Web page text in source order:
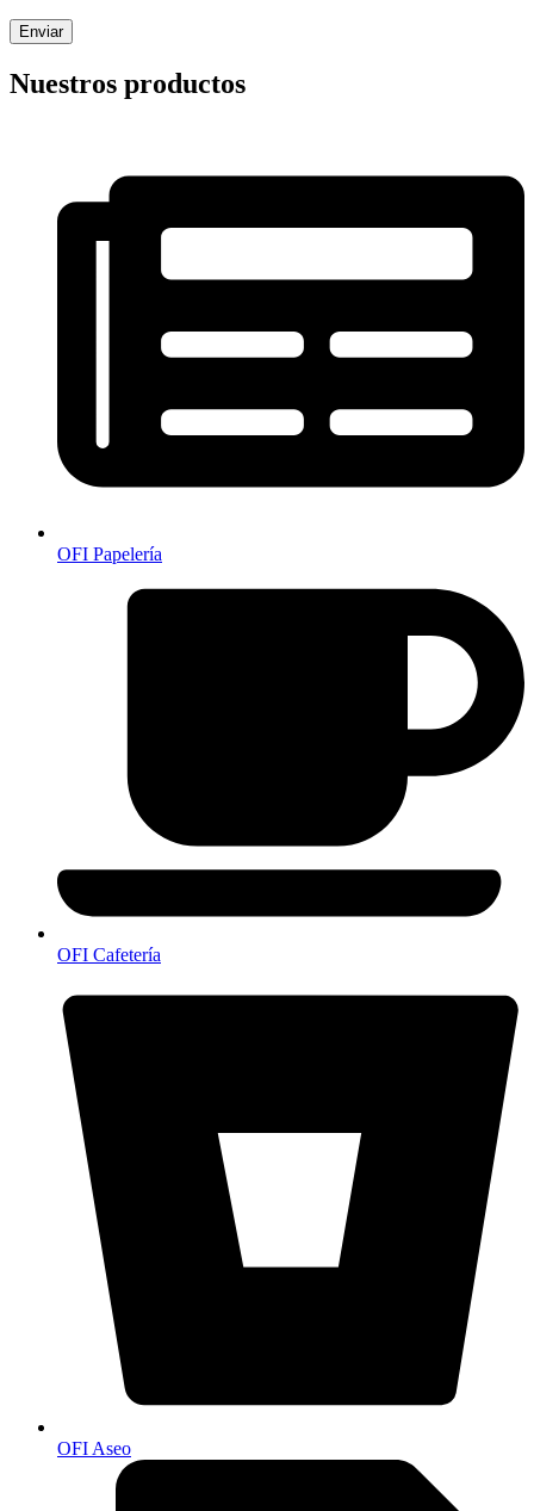
Nuestros productos
OFI Papelería
OFI Cafetería
OFI Aseo